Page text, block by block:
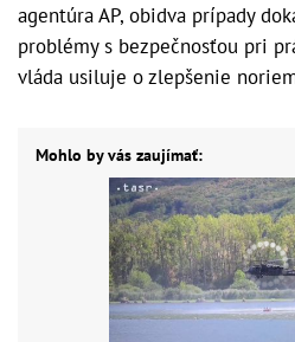
agentúra AP, obidva prípady
problémy s bezpečnosťou pri
vláda usiluje o zlepšenie
Mohlo by vás zaujímať: